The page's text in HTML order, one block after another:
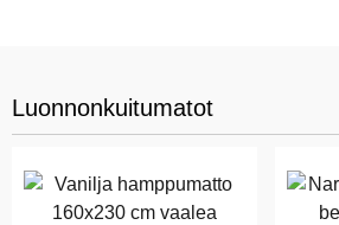
Luonnonkuitumatot